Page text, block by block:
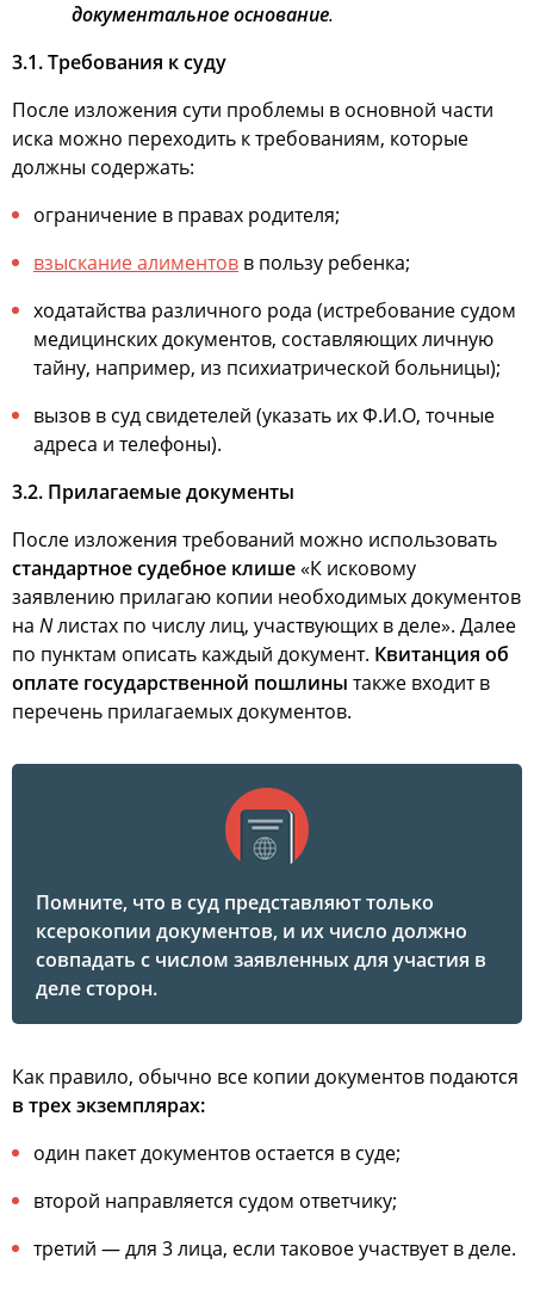
документальное основание.
3.1. Требования к суду
После изложения сути проблемы в основной части
иска можно переходить к требованиям, которые
должны содержать:
ограничение в правах родителя;
взыскание алиментов в пользу ребенка;
ходатайства различного рода (истребование судом
медицинских документов, составляющих личную
тайну, например, из психиатрической больницы);
вызов в суд свидетелей (указать их Ф.И.О, точные
адреса и телефоны).
3.2. Прилагаемые документы
После изложения требований можно использовать
стандартное судебное клише«К исковому
заявлению прилагаю копии необходимых документов
на Nлистах по числу лиц, участвующих в деле». Далее
по пунктам описать каждый документ. Квитанция об
оплате государственной пошлины также входит в
перечень прилагаемых документов.
Помните, что в суд представляюттолько
ксерокопии документов, и их число должно
совпадать с числом заявленных для участия в
деле сторон.
Как правило, обычно все копии документов подаются
в трех экземплярах:
один пакет документов остается в суде;
второй направляется судом ответчику;
третий — для 3 лица, если таковое участвует в деле.